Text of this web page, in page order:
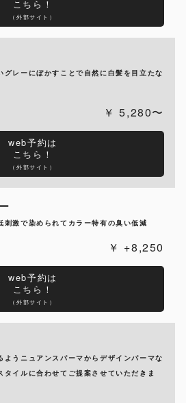
こちら！
（外部サイト）
グレーにぼかすことで自然に白髪を目立たな
5,280〜
web予約は
こちら！
（外部サイト）
刺激で染められてカラー特有の臭い低減
+8,250
web予約は
こちら！
（外部サイト）
ようニュアンスパーマからデザインパーマな
タイルに合わせてご提案させていただきま